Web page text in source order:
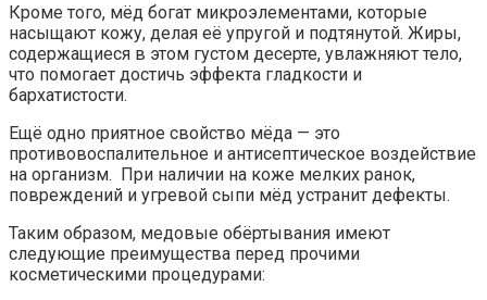
Кроме того, мёд богат микроэлементами, которые
насыщают кожу, делая её упругой и подтянутой. Жиры,
содержащиеся в этом густом десерте, увлажняют тело,
что помогает достичь эффекта гладкости и
бархатистости.
Ещё одно приятное свойство мёда — это
противовоспалительное и антисептическое воздействие
на организм. При наличии на коже мелких ранок,
повреждений и угревой сыпи мёд устранит дефекты.
Таким образом, медовые обёртывания имеют
следующие преимущества перед прочими
косметическими процедурами: